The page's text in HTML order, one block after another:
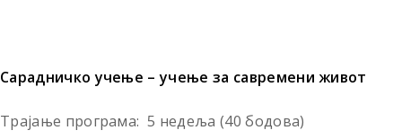
Сарадничко учење – учење за савремени живот
Трајање програма: 5 недеља (40 бодова)